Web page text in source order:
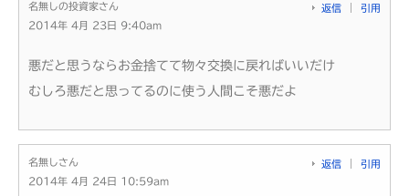
名無しの投資家さん
2014年 4月 23日 9:40am
返信 引用
悪だと思うならお金捨てて物々交換に戻ればいいだけ
むしろ悪だと思ってるのに使う人間こそ悪だよ
名無しさん
2014年 4月 24日 10:59am
返信 引用